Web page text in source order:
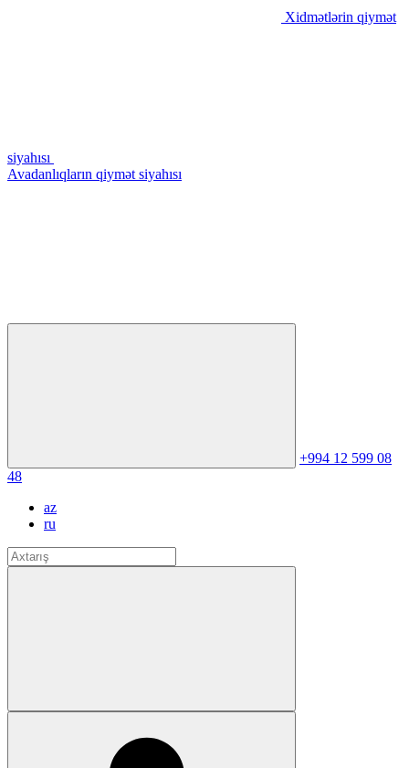
Xidmətlərin qiymət
siyahısı
Avadanlıqların qiymət siyahısı
+994 12 599 08
48
az
ru